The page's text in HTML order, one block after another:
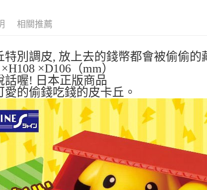
每筆
付款後
每筆
宅配
每筆
相關推薦
特別調皮, 放上去的錢幣都會被偷偷的
×D106（mm）
話喔! 日本正版商品
愛的偷錢吃錢的皮卡丘。